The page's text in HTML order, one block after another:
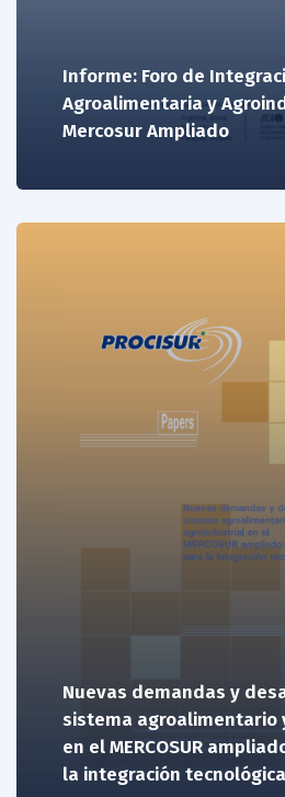
Informe: Foro de
Agroalimentaria y
Mercosur Ampliado
Nuevas demandas y
sistema agroalimentario
en el MERCOSUR
la integración tecnológica